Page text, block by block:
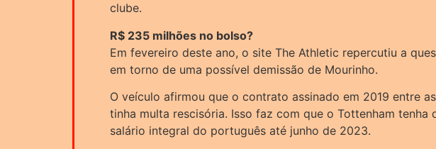
clube.
R$ 235 milhões no bolso?
Em fevereiro deste ano, o site The Athletic repercutiu a
em torno de uma possível demissão de Mourinho.
O veículo afirmou que o contrato assinado em 2019 entre
tinha multa rescisória. Isso faz com que o Tottenham tenha
salário integral do português até junho de 2023.